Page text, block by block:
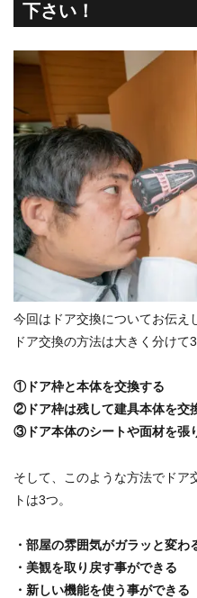
下さい！
今回はドア交換についてお伝え
ドア交換の方法は大きく分けて3
①ドア枠と本体を交換する
②ドア枠は残して建具本体を交
③ドア本体のシートや面材を張
そして、このような方法でドア
トは3つ。
・部屋の雰囲気がガラッと変わ
・美観を取り戻す事ができる
・新しい機能を使う事ができる